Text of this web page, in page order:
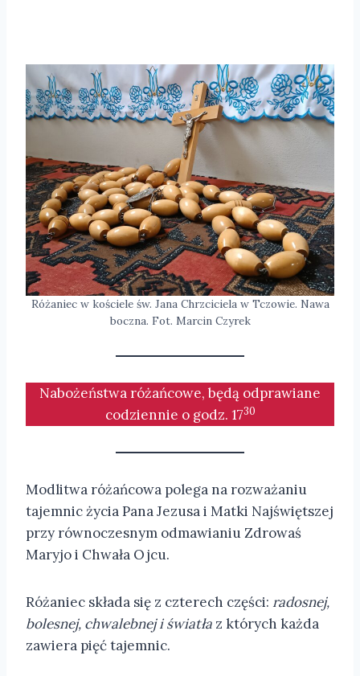
Różaniec w kościele św. Jana Chrzciciela w Tczowie. Nawa
boczna. Fot. Marcin Czyrek
Nabożeństwa różańcowe, będą odprawiane
codziennie o godz. 1730
Modlitwa różańcowa polega na rozważaniu
tajemnic życia Pana Jezusa i Matki Najświętszej
przy równoczesnym odmawianiu Zdrowaś
Maryjo i Chwała Ojcu.
Różaniec składa się z czterech części: radosnej,
bolesnej, chwalebnej i światła z których każda
zawiera pięć tajemnic.